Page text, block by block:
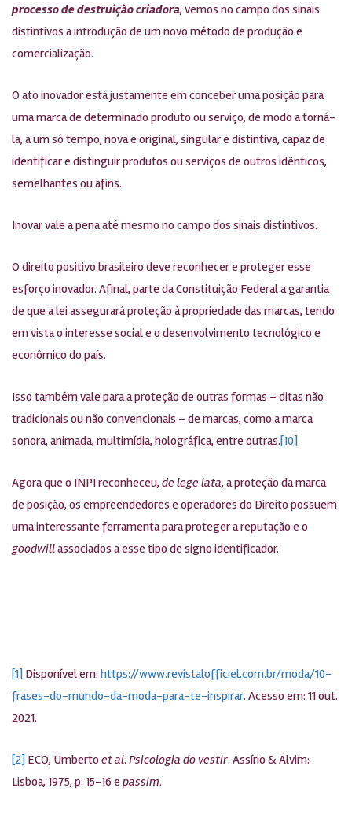
processo de destruição criadora, vemos no campo dos sinais
distintivos a introdução de um novo método de produção e
comercialização.
O ato inovador está justamente em conceber uma posição para
uma marca de determinado produto ou serviço, de modo a torná-
la, a um só tempo, nova e original, singular e distintiva, capaz de
identificar e distinguir produtos ou serviços de outros idênticos,
semelhantes ou afins.
Inovar vale a pena até mesmo no campo dos sinais distintivos.
O direito positivo brasileiro deve reconhecer e proteger esse
esforço inovador. Afinal, parte da Constituição Federal a garantia
de que a lei assegurará proteção à propriedade das marcas, tendo
em vista o interesse social e o desenvolvimento tecnológico e
econômico do país.
Isso também vale para a proteção de outras formas – ditas não
tradicionais ou não convencionais – de marcas, como a marca
sonora, animada, multimídia, holográfica, entre outras.[10]
Agora que o INPI reconheceu, de lege lata, a proteção da marca
de posição, os empreendedores e operadores do Direito possuem
uma interessante ferramenta para proteger a reputação e o
goodwillassociados a esse tipo de signo identificador.
[1] Disponível em: https://www.revistalofficiel.com.br/moda/10-
frases-do-mundo-da-moda-para-te-inspirar. Acesso em: 11 out.
2021.
[2] ECO, Umbertoet al. Psicologia do vestir. Assírio & Alvim:
Lisboa, 1975, p. 15-16 e passim.